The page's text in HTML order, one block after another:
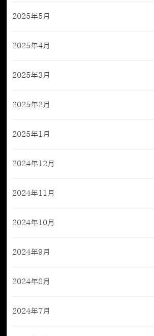
2025年5月
2025年4月
2025年3月
2025年2月
2025年1月
2024年12月
2024年11月
2024年10月
2024年9月
2024年8月
2024年7月